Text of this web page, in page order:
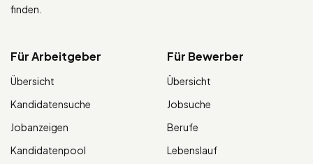
finden.
Für Arbeitgeber
Übersicht
Kandidatensuche
Jobanzeigen
Kandidatenpool
Für Bewerber
Übersicht
Jobsuche
Berufe
Lebenslauf